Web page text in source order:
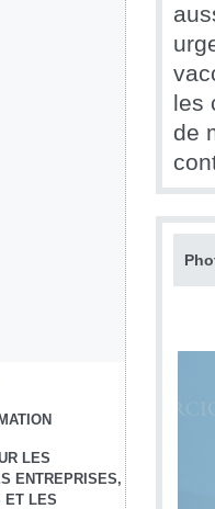
LES
ENTREPRISES,
ET LES
les
de